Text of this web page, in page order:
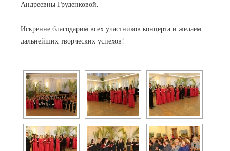
Андреевны Груденковой.
Искренне благодарим всех участников концерта и желаем
дальнейших творческих успехов!